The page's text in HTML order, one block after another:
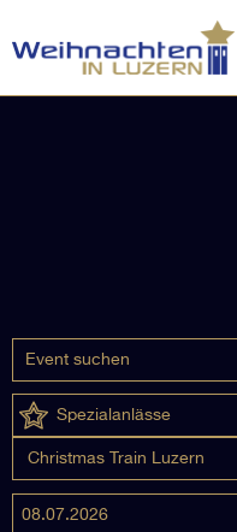
Spezialanlässe
Christmas Train Luzern